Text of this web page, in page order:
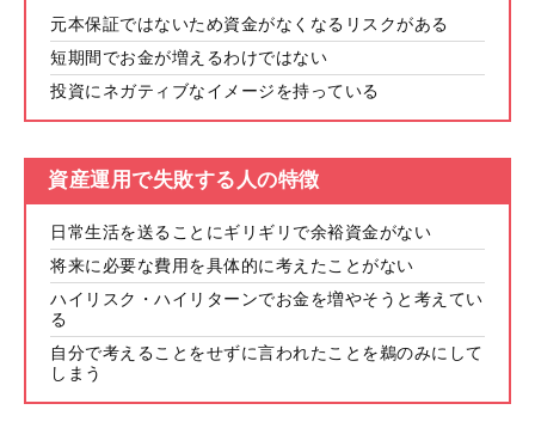
元本保証ではないため資金がなくなるリスクがある
短期間でお金が増えるわけではない
投資にネガティブなイメージを持っている
資産運用で失敗する人の特徴
日常生活を送ることにギリギリで余裕資金がない
将来に必要な費用を具体的に考えたことがない
ハイリスク・ハイリターンでお金を増やそうと考えてい
る
自分で考えることをせずに言われたことを鵜のみにして
しまう